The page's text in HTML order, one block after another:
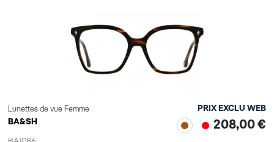
Lunettes de vue Femme
BA&SH
PRIX EXCLU WEB
208,00 €